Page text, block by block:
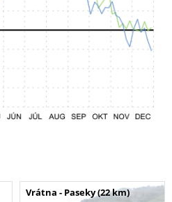
Vrátna - Paseky (22 km)